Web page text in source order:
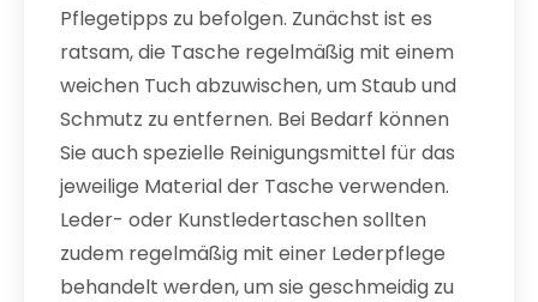
Pflegetipps zu befolgen. Zunächst ist es
ratsam, die Tasche regelmäßig mit einem
weichen Tuch abzuwischen, um Staub und
Schmutz zu entfernen. Bei Bedarf können
Sie auch spezielle Reinigungsmittel für das
jeweilige Material der Tasche verwenden.
Leder- oder Kunstledertaschen sollten
zudem regelmäßig mit einer Lederpflege
behandelt werden, um sie geschmeidig zu